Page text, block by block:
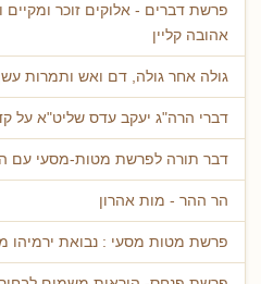
פרשת דברים - אלוקים זוכר
אהובה קליין
גולה אחר גולה, דם ואש ותמרות
דברי הרה"ג יעקב עדס שליט"א על
דבר תורה לפרשת מטות-מסעי עם
הר ההר - מות אהרון
פרשת מטות מסעי : נבואת ירמיהו